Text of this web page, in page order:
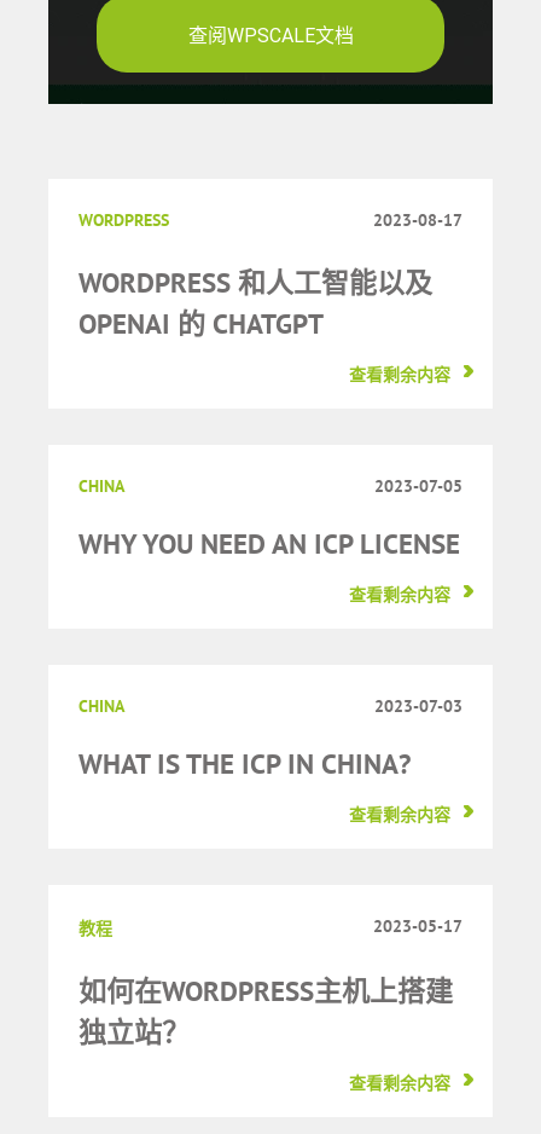
查阅WPSCALE文档
WORDPRESS 2023-08-17
WORDPRESS 和人工智能以及
OPENAI 的 CHATGPT
查看剩余内容
CHINA 2023-07-05
WHY YOU NEED AN ICP LICENSE
查看剩余内容
CHINA 2023-07-03
WHAT IS THE ICP IN CHINA?
查看剩余内容
教程 2023-05-17
如何在WORDPRESS主机上搭建
独立站？
查看剩余内容